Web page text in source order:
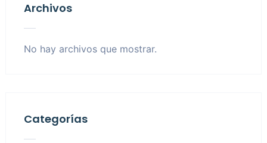
Archivos
No hay archivos que mostrar.
Categorías